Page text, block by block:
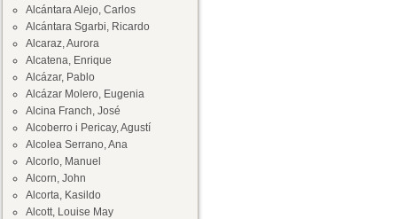
Alcántara Alejo, Carlos
Alcántara Sgarbi, Ricardo
Alcaraz, Aurora
Alcatena, Enrique
Alcázar, Pablo
Alcázar Molero, Eugenia
Alcina Franch, José
Alcoberro i Pericay, Agustí
Alcolea Serrano, Ana
Alcorlo, Manuel
Alcorn, John
Alcorta, Kasildo
Alcott, Louise May